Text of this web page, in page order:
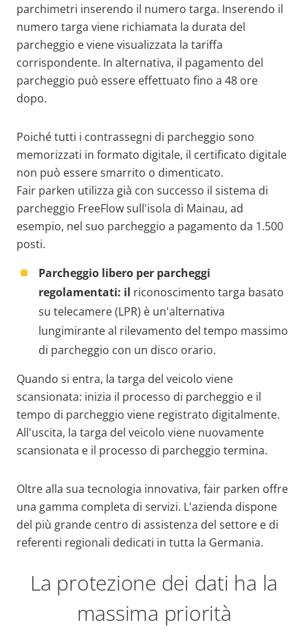
parchimetri inserendo il numero targa. Inserendo il
numero targa viene richiamata la durata del
parcheggio e viene visualizzata la tariffa
corrispondente. In alternativa, il pagamento del
parcheggio può essere effettuato fino a 48 ore
dopo.
Poiché tutti i contrassegni di parcheggio sono
memorizzati in formato digitale, il certificato digitale
non può essere smarrito o dimenticato.
Fair parken utilizza già con successo il sistema di
parcheggio FreeFlow sull'isola di Mainau, ad
esempio, nel suo parcheggio a pagamento da 1.500
posti.
Parcheggio libero per parcheggi
regolamentati: il riconoscimento targa basato
su telecamere (LPR) è un'alternativa
lungimirante al rilevamento del tempo massimo
di parcheggio con un disco orario.
Quando si entra, la targa del veicolo viene
scansionata: inizia il processo di parcheggio e il
tempo di parcheggio viene registrato digitalmente.
All'uscita, la targa del veicolo viene nuovamente
scansionata e il processo di parcheggio termina.
Oltre alla sua tecnologia innovativa, fair parken offre
una gamma completa di servizi. L'azienda dispone
del più grande centro di assistenza del settore e di
referenti regionali dedicati in tutta la Germania.
La protezione dei dati ha la
massima priorità